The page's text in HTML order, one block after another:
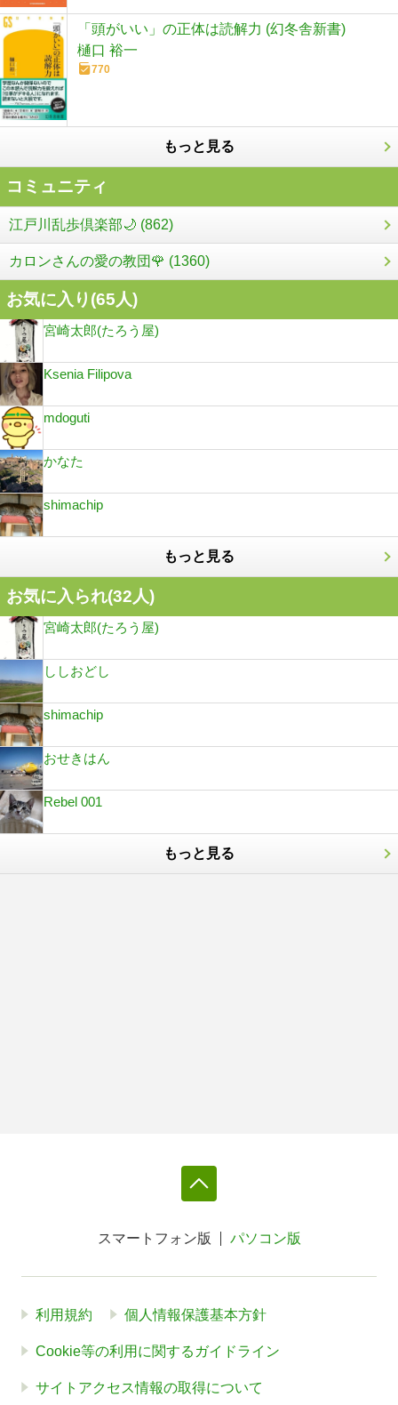
「頭がいい」の正体は読解力 (幻冬舎新書)
樋口 裕一
770
もっと見る
コミュニティ
江戸川乱歩倶楽部🌙 (862)
カロンさんの愛の教団🌹 (1360)
お気に入り(65人)
宮崎太郎(たろう屋)
Ksenia Filipova
mdoguti
かなた
shimachip
もっと見る
お気に入られ(32人)
宮崎太郎(たろう屋)
ししおどし
shimachip
おせきはん
Rebel 001
もっと見る
スマートフォン版 パソコン版
利用規約 個人情報保護基本方針
Cookie等の利用に関するガイドライン
サイトアクセス情報の取得について